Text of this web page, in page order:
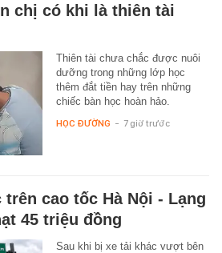
chị có khi là thiên tài
Thiên tài chưa chắc được nuôi
dưỡng trong những lớp học
thêm đắt tiền hay trên những
chiếc bàn học hoàn hảo.
HỌC ĐƯỜNG - 7 giờ trước
trên cao tốc Hà Nội - Lạng
45 triệu đồng
Sau khi bị xe tải khác vượt bên